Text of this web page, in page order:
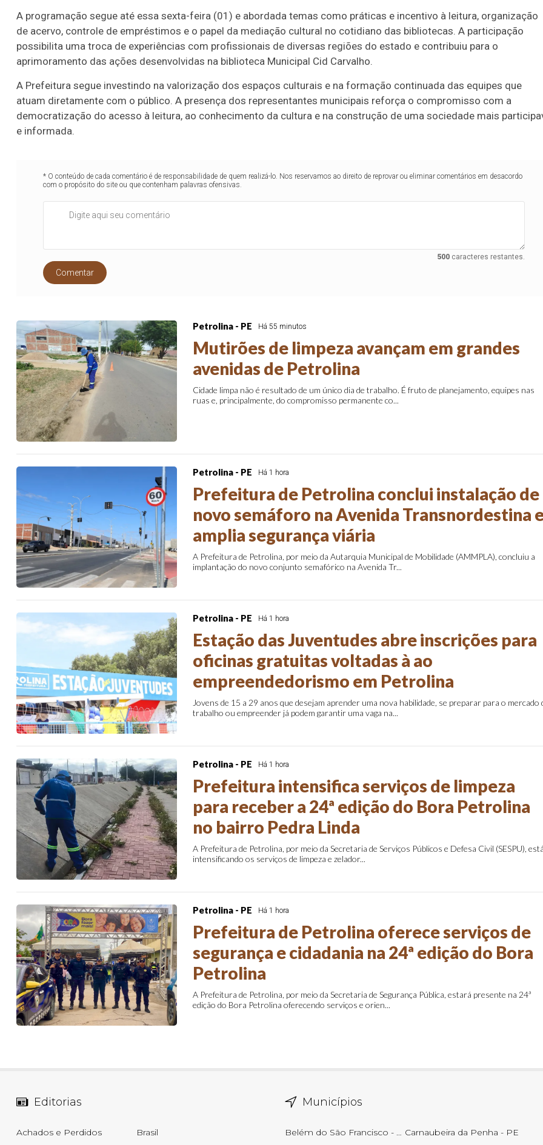
A programação segue até essa sexta-feira (01) e abordada temas como práticas e incentivo à leitura, organização
de acervo, controle de empréstimos e o papel da mediação cultural no cotidiano das bibliotecas. A participação
possibilita uma troca de experiências com profissionais de diversas regiões do estado e contribuiu para o
aprimoramento das ações desenvolvidas na biblioteca Municipal Cid Carvalho.
A Prefeitura segue investindo na valorização dos espaços culturais e na formação continuada das equipes que
atuam diretamente com o público. A presença dos representantes municipais reforça o compromisso com a
democratização do acesso à leitura, ao conhecimento da cultura e na construção de uma sociedade mais
e informada.
* O conteúdo de cada comentário é de responsabilidade de quem realizá-lo. Nos reservamos ao direito de reprovar ou eliminar comentários em desacordo
com o propósito do site ou que contenham palavras ofensivas.
500caracteres restantes.
Comentar
Petrolina - PE Há 55 minutos
Mutirões de limpeza avançam em grandes
avenidas de Petrolina
Cidade limpa não é resultado de um único dia de trabalho. É fruto de planejamento, equipes nas
ruas e, principalmente, do compromisso permanente co...
Petrolina - PE Há 1 hora
Prefeitura de Petrolina conclui instalação de
novo semáforo na Avenida Transnordestina
amplia segurança viária
A Prefeitura de Petrolina, por meio da Autarquia Municipal de Mobilidade (AMMPLA), concluiu a
implantação do novo conjunto semafórico na Avenida Tr...
Petrolina - PE Há 1 hora
Estação das Juventudes abre inscrições para
oficinas gratuitas voltadas à ao
empreendedorismo em Petrolina
Jovens de 15 a 29 anos que desejam aprender uma nova habilidade, se preparar para o mercado
trabalho ou empreender já podem garantir uma vaga na...
Petrolina - PE Há 1 hora
Prefeitura intensifica serviços de limpeza
para receber a 24ª edição do Bora Petrolina
no bairro Pedra Linda
A Prefeitura de Petrolina, por meio da Secretaria de Serviços Públicos e Defesa Civil (SESPU),
intensificando os serviços de limpeza e zelador...
Petrolina - PE Há 1 hora
Prefeitura de Petrolina oferece serviços de
segurança e cidadania na 24ª edição do Bora
Petrolina
A Prefeitura de Petrolina, por meio da Secretaria de Segurança Pública, estará presente na 24ª
edição do Bora Petrolina oferecendo serviços e orien...
Editorias
Achados e Perdidos Brasil
Municípios
Carnaubeira da Penha - PE